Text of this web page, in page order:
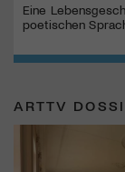
Eine
poetischen
ARTTV